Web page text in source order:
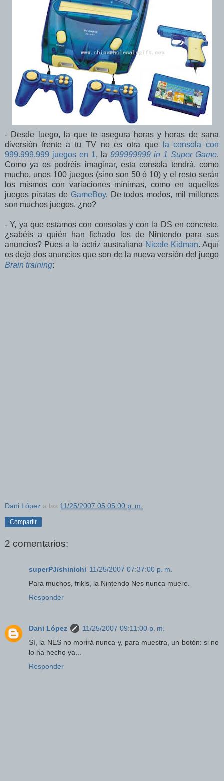
- Desde luego, la que te asegura horas y horas de sana
diversión frente a tu TV no es otra que
la consola con
999.999.999 juegos en 1, la 999999999 in 1 Super Game.
Como ya os podréis imaginar, esta consola tendrá, como
mucho, unos 100 juegos (sino son 50 ó 10) y el resto serán
los mismos con variaciones mínimas, como en aquellos
juegos piratas de GameBoy. De todos modos, mil millones
son muchos juegos, ¿no?
- Y, ya que estamos con consolas y con la DS en concreto,
¿sabéis a quién han fichado los de Nintendo para sus
anuncios? Pues a la actriz australiana Nicole Kidman. Aquí
os dejo dos anuncios que son de la nueva versión del juego
Brain training:
Dani López a las 11/25/2007 05:05:00 p. m.
Compartir
2 comentarios:
superPJ/shinichi 11/25/2007 07:37:00 p. m.
Para muchos, frikis, la Nintendo Nes nunca muere.
Responder
Dani López
11/25/2007 09:11:00 p. m.
Sí, la NES no morirá nunca y, para muestra, un botón: si no
lo ha hecho ya...
Responder